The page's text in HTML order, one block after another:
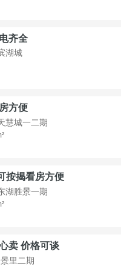
齐全
湖城
方便
慧城一二期
按揭看房方便
湖胜景一期
卖 价格可谈
里二期